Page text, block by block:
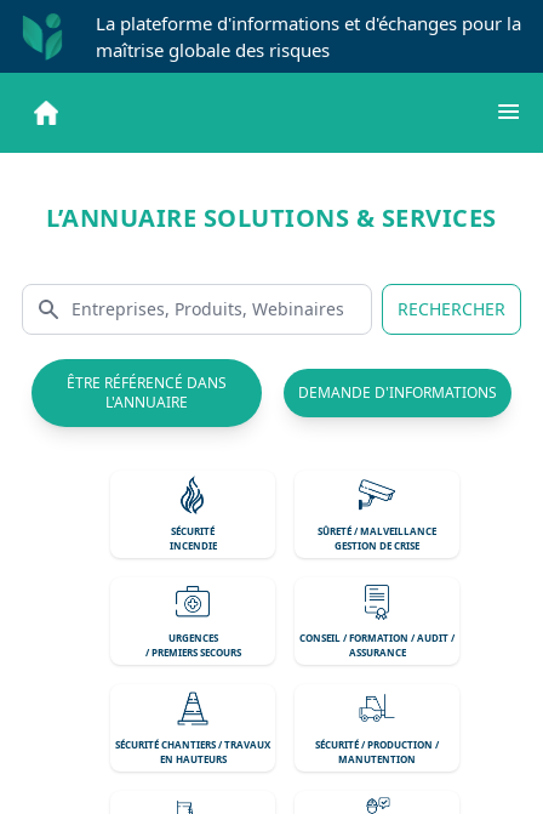
La plateforme d'informations et d'échanges pour la
maîtrise globale des risques
L’ANNUAIRE SOLUTIONS & SERVICES
RECHERCHER
ÊTRE RÉFÉRENCÉ DANS
L'ANNUAIRE
DEMANDE D'INFORMATIONS
SÉCURITÉ
INCENDIE
SÛRETÉ / MALVEILLANCE
GESTION DE CRISE
URGENCES
/ PREMIERS SECOURS
CONSEIL / FORMATION / AUDIT /
ASSURANCE
SÉCURITÉ CHANTIERS / TRAVAUX
EN HAUTEURS
SÉCURITÉ / PRODUCTION /
MANUTENTION